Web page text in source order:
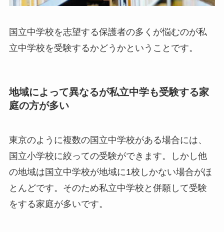
国立中学校を志望する保護者の多くが悩むのが私
立中学校を受験するかどうかということです。
地域によって異なるが私立中学も受験する家
庭の方が多い
東京のように複数の国立中学校がある場合には、
国立小学校に絞っての受験ができます。しかし他
の地域は国立中学校が地域に1校しかない場合がほ
とんどです。そのため私立中学校と併願して受験
をする家庭が多いです。